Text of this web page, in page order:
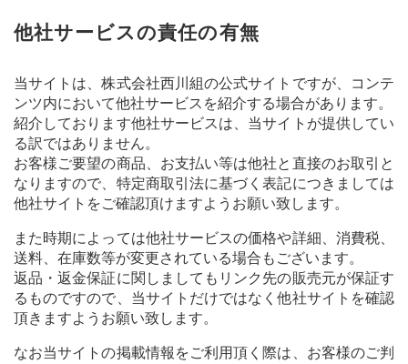
他社サービスの責任の有無
当サイトは、株式会社西川組の公式サイトですが、コンテ
ンツ内において他社サービスを紹介する場合があります。
紹介しております他社サービスは、当サイトが提供してい
る訳ではありません。
お客様ご要望の商品、お支払い等は他社と直接のお取引と
なりますので、特定商取引法に基づく表記につきましては
他社サイトをご確認頂けますようお願い致します。
また時期によっては他社サービスの価格や詳細、消費税、
送料、在庫数等が変更されている場合もございます。
返品・返金保証に関しましてもリンク先の販売元が保証す
るものですので、当サイトだけではなく他社サイトを確認
頂きますようお願い致します。
なお当サイトの掲載情報をご利用頂く際は、お客様のご判